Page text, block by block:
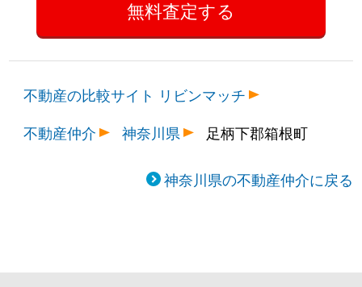
不動産の比較サイト リビンマッチ
不動産仲介
神奈川県 足柄下郡箱根町
神奈川県の不動産仲介に戻る